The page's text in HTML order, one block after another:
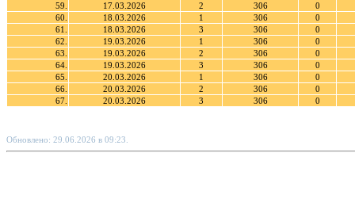
59.
17.03.2026 2 306
0
60.
18.03.2026 1 306
0
61.
18.03.2026 3 306
0
62.
19.03.2026 1 306
0
63.
19.03.2026 2 306
0
64.
19.03.2026 3 306
0
65.
20.03.2026 1 306
0
66.
20.03.2026 2 306
0
67.
20.03.2026 3 306 0
Обновлено: 29.06.2026 в 09:23.